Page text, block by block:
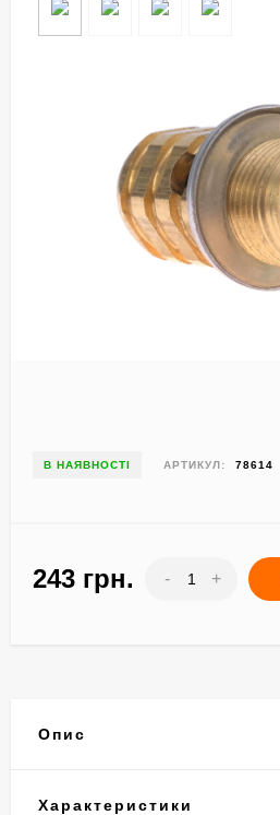
В НАЯВНОСТІ АРТИКУЛ: 78614
243 грн. - +
Опис
Характеристики